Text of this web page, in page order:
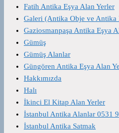
Fatih Antika Eşya Alan Yerler
Galeri (Antika Obje ve Antika
Gaziosmanpaşa Antika Eşya
Gümüş
Gümüş Alanlar
Güngören Antika Eşya Alan
Hakkımızda
Halı
İkinci El Kitap Alan Yerler
İstanbul Antika Alanlar 0531
İstanbul Antika Satmak